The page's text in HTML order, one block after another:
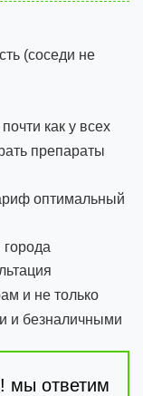
(соседи не
как у всех
препараты
оптимальный
и не только
и безналичными
мы ответим